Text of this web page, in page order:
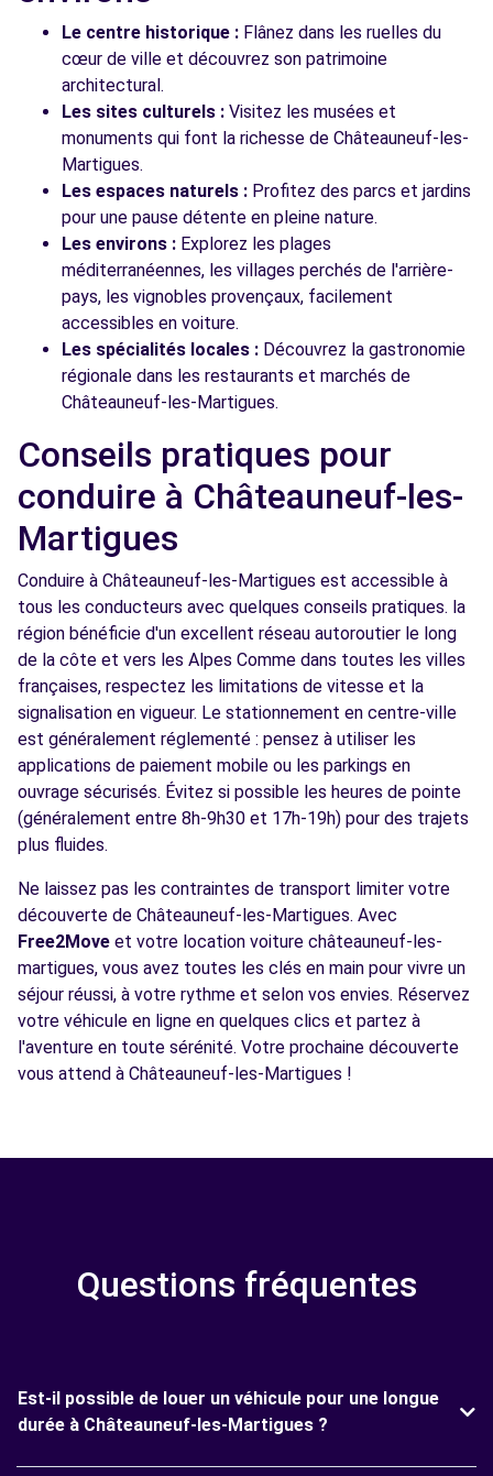
Le centre historique : Flânez dans les ruelles du
cœur de ville et découvrez son patrimoine
architectural.
Les sites culturels : Visitez les musées et
monuments qui font la richesse de Châteauneuf-les-
Martigues.
Les espaces naturels : Profitez des parcs et jardins
pour une pause détente en pleine nature.
Les environs : Explorez les plages
méditerranéennes, les villages perchés de l'arrière-
pays, les vignobles provençaux, facilement
accessibles en voiture.
Les spécialités locales : Découvrez la gastronomie
régionale dans les restaurants et marchés de
Châteauneuf-les-Martigues.
Conseils pratiques pour
conduire à Châteauneuf-les-
Martigues
Conduire à Châteauneuf-les-Martigues est accessible à
tous les conducteurs avec quelques conseils pratiques. la
région bénéficie d'un excellent réseau autoroutier le long
de la côte et vers les Alpes Comme dans toutes les villes
françaises, respectez les limitations de vitesse et la
signalisation en vigueur. Le stationnement en centre-ville
est généralement réglementé : pensez à utiliser les
applications de paiement mobile ou les parkings en
ouvrage sécurisés. Évitez si possible les heures de pointe
(généralement entre 8h-9h30 et 17h-19h) pour des trajets
plus fluides.
Ne laissez pas les contraintes de transport limiter votre
découverte de Châteauneuf-les-Martigues. Avec
Free2Move et votre location voiture châteauneuf-les-
martigues, vous avez toutes les clés en main pour vivre un
séjour réussi, à votre rythme et selon vos envies. Réservez
votre véhicule en ligne en quelques clics et partez à
l'aventure en toute sérénité. Votre prochaine découverte
vous attend à Châteauneuf-les-Martigues !
Questions fréquentes
Est-il possible de louer un véhicule pour une longue
durée à Châteauneuf-les-Martigues ?